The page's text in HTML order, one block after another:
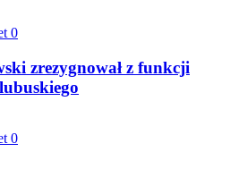
0
zrezygnował z funkcji
0